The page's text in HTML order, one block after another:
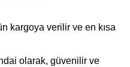
kargoya verilir ve en kısa
olarak, güvenilir ve